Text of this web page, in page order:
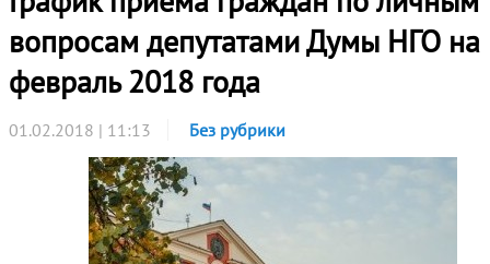
вопросам депутатами Думы НГО на
февраль 2018 года
01.02.2018 | 11:13 Без рубрики